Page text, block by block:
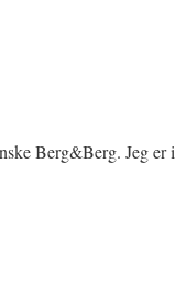
Berg&Berg. Jeg